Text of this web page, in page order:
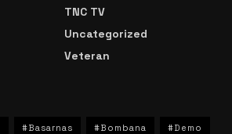
TNC TV
Uncategorized
Veteran
#Basarnas #Bombana #Demo